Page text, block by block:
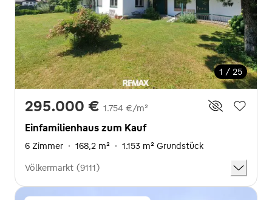
1 / 25
295.000 € 1.754 €/m²
Einfamilienhaus zum Kauf
6 Zimmer · 168,2 m² · 1.153 m² Grundstück
Völkermarkt (9111)